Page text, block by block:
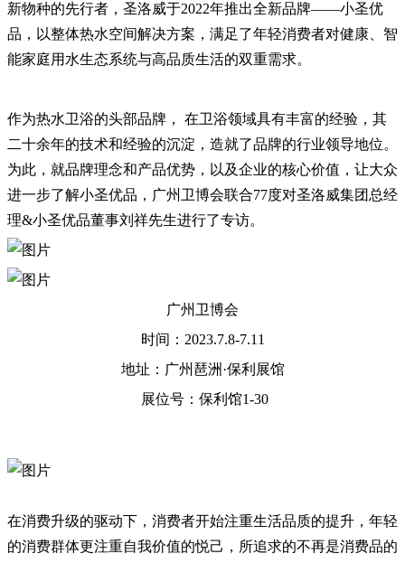
新物种的先行者，圣洛威于2022年推出全新品牌——小圣优
品，以整体热水空间解决方案，满足了年轻消费者对健康、智
能家庭用水生态系统与高品质生活的双重需求。
作为热水卫浴的头部品牌， 在卫浴领域具有丰富的经验，其
二十余年的技术和经验的沉淀，造就了品牌的行业领导地位。
为此，就品牌理念和产品优势，以及企业的核心价值，让大众
进一步了解小圣优品，广州卫博会联合77度对圣洛威集团总经
理&小圣优品董事刘祥先生进行了专访。
广州卫博会
时间：2023.7.8-7.11
地址：广州琶洲·保利展馆
展位号：保利馆1-30
在消费升级的驱动下，消费者开始注重生活品质的提升，年轻
的消费群体更注重自我价值的悦己，所追求的不再是消费品的